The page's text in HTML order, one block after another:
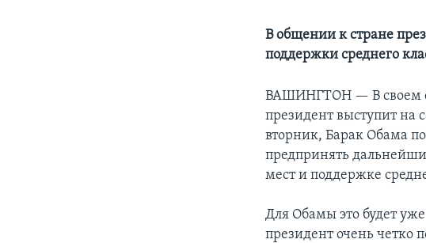
В общении к стране
поддержки среднего
ВАШИНГТОН —В
президент выступит на
вторник, Барак Обама
предпринять
мест и поддержке
Для Обамы это будет
президент очень четко